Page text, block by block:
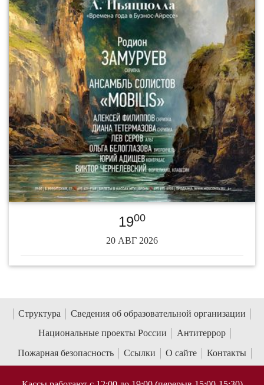
1900
20 АВГ 2026
Структура
Сведения об образовательной организации
Национальные проекты России
Антитеррор
Пожарная безопасность
Ссылки О сайте Контакты